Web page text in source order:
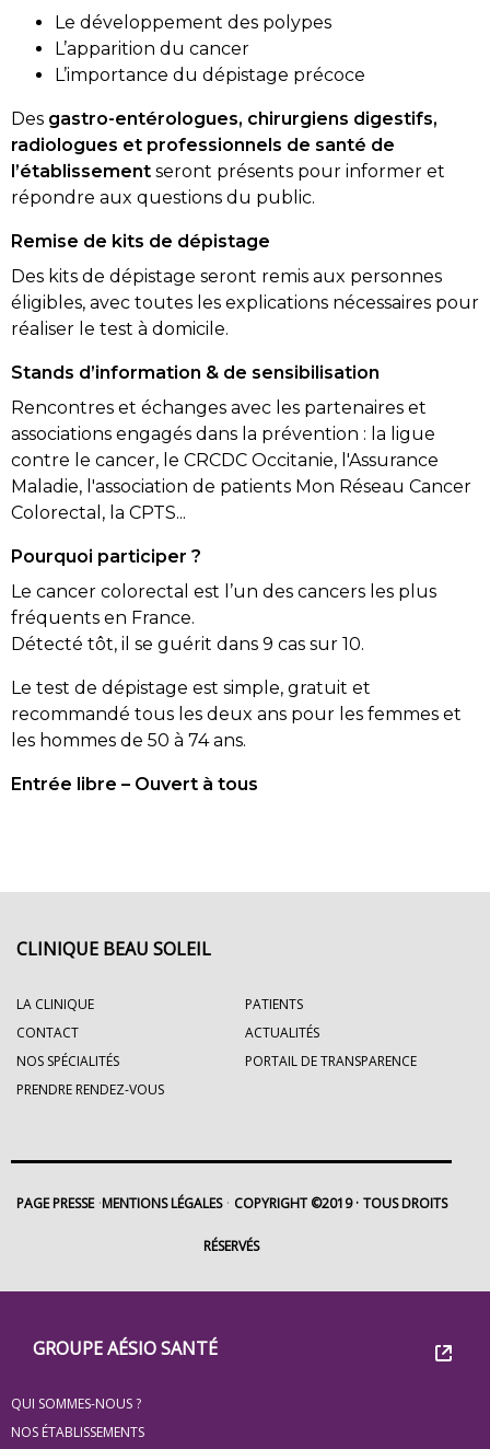
Le développement des polypes
L’apparition du cancer
L’importance du dépistage précoce
Des gastro-entérologues, chirurgiens digestifs,
radiologues et professionnels de santé de
l’établissement seront présents pour informer et
répondre aux questions du public.
Remise de kits de dépistage
Des kits de dépistage seront remis aux personnes
éligibles, avec toutes les explications nécessaires pour
réaliser le test à domicile.
Stands d’information & de sensibilisation
Rencontres et échanges avec les partenaires et
associations engagés dans la prévention : la ligue
contre le cancer, le CRCDC Occitanie, l'Assurance
Maladie, l'association de patients Mon Réseau Cancer
Colorectal, la CPTS...
Pourquoi participer ?
Le cancer colorectal est l’un des cancers les plus
fréquents en France.
Détecté tôt, il se guérit dans 9 cas sur 10.
Le test de dépistage est simple, gratuit et
recommandé tous les deux ans pour les femmes et
les hommes de 50 à 74 ans.
Entrée libre – Ouvert à tous
Groupe
Eovi
pour
GROUPE AÉSIO SANTÉ
QUI SOMMES-NOUS ?
NOS ÉTABLISSEMENTS
CLINIQUE BEAU SOLEIL
LA CLINIQUE
PATIENTS
CONTACT
ACTUALITÉS
NOS SPÉCIALITÉS
PORTAIL DE TRANSPARENCE
PRENDRE RENDEZ-VOUS
PAGE PRESSE MENTIONS LÉGALES COPYRIGHT ©2019 TOUS DROITS
RÉSERVÉS